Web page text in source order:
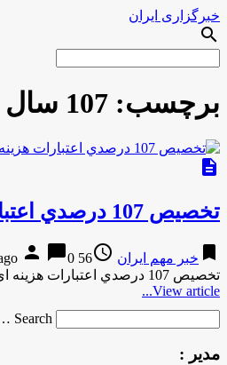
خبرگزاری ایران
search
برچسب: 107 سال
description
تخصيص 107 درصدي اعتبارات هزينه اي آموزش و پرورش در سال 94
bookmark خبر مهم ایران access_time
56 years ago
person chat_bubble0
تخصيص 107 درصدي اعتبارات هزينه اي آموزش و پرورش در سال 94 به گزارش مركز اطلاع رساني و روابط عمومي …
View article...
Search …
مدیر :